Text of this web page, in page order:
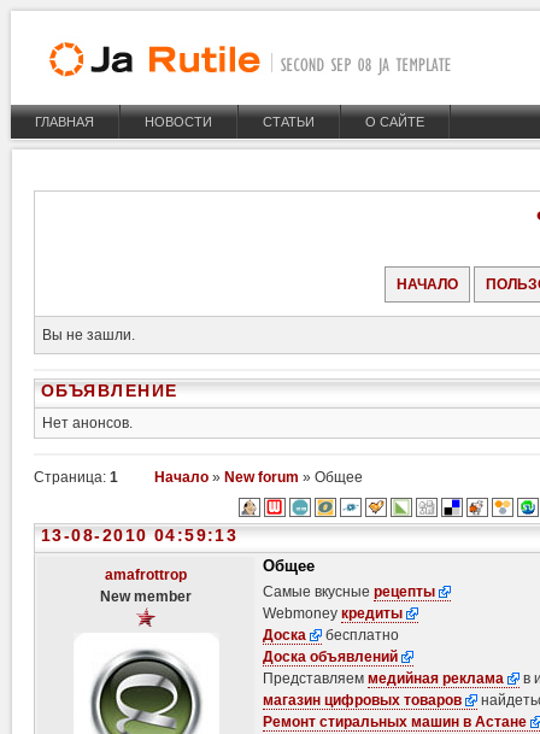
ГЛАВНАЯ НОВОСТИ СТАТЬИ О САЙТЕ
НАЧАЛО
Вы не зашли.
ОБЪЯВЛЕНИЕ
Нет анонсов.
Страница: 1 Начало » New forum » Общее
13-08-2010 04:59:13
amafrottrop
New member
Общее
Самые вкусные рецепты
Webmoney кредиты
Доска
бесплатно
Доска объявлений
Представляем медийная реклама
в
магазин цифровых товаров
Ремонт стиральных машин в Астане